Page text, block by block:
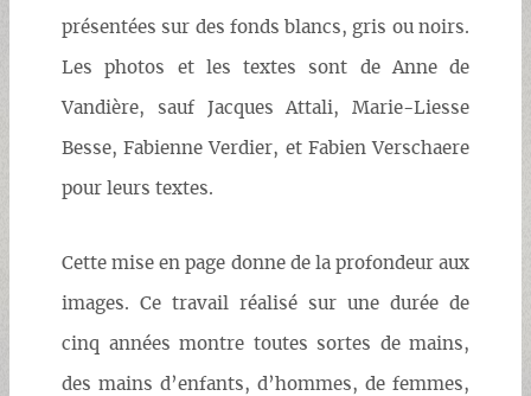
présentées sur des fonds blancs, gris ou noirs.
Les photos et les textes sont de Anne de
Vandière, sauf Jacques Attali, Marie-Liesse
Besse, Fabienne Verdier, et Fabien Verschaere
pour leurs textes.
Cette mise en page donne de la profondeur aux
images. Ce travail réalisé sur une durée de
cinq années montre toutes sortes de mains,
des mains d’enfants, d’hommes, de femmes,